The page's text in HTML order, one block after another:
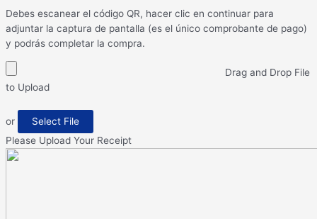
Debes escanear el código QR, hacer clic en continuar para
adjuntar la captura de pantalla (es el único comprobante de pago)
y podrás completar la compra.
Drag and Drop File
to Upload
or
Select File
Please Upload Your Receipt